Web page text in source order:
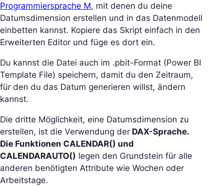
Programmiersprache M, mit denen du deine
Datumsdimension erstellen und in das Datenmodell
einbetten kannst. Kopiere das Skript einfach in den
Erweiterten Editor und füge es dort ein.
Du kannst die Datei auch im .pbit-Format (Power BI
Template File) speichern, damit du den Zeitraum,
für den du das Datum generieren willst, ändern
kannst.
Die dritte Möglichkeit, eine Datumsdimension zu
erstellen, ist die Verwendung der DAX-Sprache.
Die Funktionen CALENDAR() und
CALENDARAUTO() legen den Grundstein für alle
anderen benötigten Attribute wie Wochen oder
Arbeitstage.